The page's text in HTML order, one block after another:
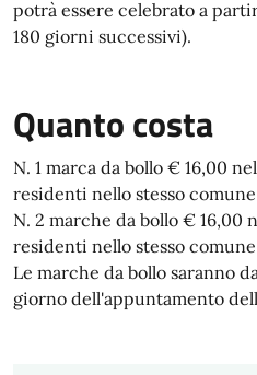
potrà essere celebrato a
180 giorni successivi).
Quanto costa
N. 1 marca da bollo € 16,00
residenti nello stesso
N. 2 marche da bollo € 16,00
residenti nello stesso
Le marche da bollo saranno
giorno dell'appuntamento